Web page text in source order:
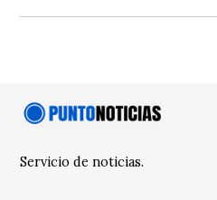
Servicio de noticias.